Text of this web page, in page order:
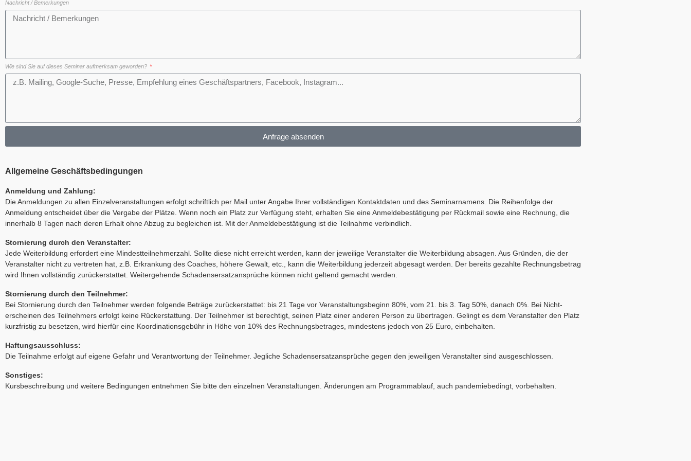
Nachricht / Bemerkungen
Wie sind Sie auf dieses Seminar aufmerksam geworden?
Anfrage absenden
Allgemeine Geschäftsbedingungen
Anmeldung und Zahlung:
Die Anmeldungen zu allen Einzelveranstaltungen erfolgt schriftlich per Mail unter Angabe Ihrer vollständigen Kontaktdaten und des Seminarnamens. Die Reihenfolge der
Anmeldung entscheidet über die Vergabe der Plätze. Wenn noch ein Platz zur Verfügung steht, erhalten Sie eine Anmeldebestätigung per Rückmail sowie eine Rechnung, die
innerhalb 8 Tagen nach deren Erhalt ohne Abzug zu begleichen ist. Mit der Anmeldebestätigung ist die Teilnahme verbindlich.
Stornierung durch den Veranstalter:
Jede Weiterbildung erfordert eine Mindestteilnehmerzahl. Sollte diese nicht erreicht werden, kann der jeweilige Veranstalter die Weiterbildung absagen. Aus Gründen, die der
Veranstalter nicht zu vertreten hat, z.B. Erkrankung des Coaches, höhere Gewalt, etc., kann die Weiterbildung jederzeit abgesagt werden. Der bereits gezahlte Rechnungsbetrag
wird Ihnen vollständig zurückerstattet. Weitergehende Schadensersatzansprüche können nicht geltend gemacht werden.
Stornierung durch den Teilnehmer:
Bei Stornierung durch den Teilnehmer werden folgende Beträge zurückerstattet: bis 21 Tage vor Veranstaltungsbeginn 80%, vom 21. bis 3. Tag 50%, danach 0%. Bei Nicht-
erscheinen des Teilnehmers erfolgt keine Rückerstattung. Der Teilnehmer ist berechtigt, seinen Platz einer anderen Person zu übertragen. Gelingt es dem Veranstalter den Platz
kurzfristig zu besetzen, wird hierfür eine Koordinationsgebühr in Höhe von 10% des Rechnungsbetrages, mindestens jedoch von 25 Euro, einbehalten.
Haftungsausschluss:
Die Teilnahme erfolgt auf eigene Gefahr und Verantwortung der Teilnehmer. Jegliche Schadensersatzansprüche gegen den jeweiligen Veranstalter sind ausgeschlossen.
Sonstiges:
Kursbeschreibung und weitere Bedingungen entnehmen Sie bitte den einzelnen Veranstaltungen. Änderungen am Programmablauf, auch pandemiebedingt, vorbehalten.